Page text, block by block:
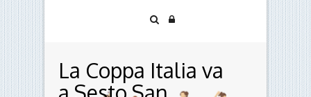
La Coppa Italia va